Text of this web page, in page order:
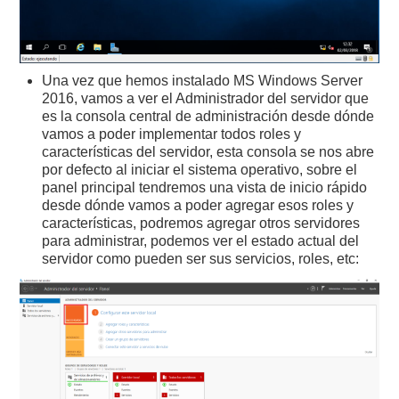
Una vez que hemos instalado MS Windows Server
2016, vamos a ver el Administrador del servidor que
es la consola central de administración desde dónde
vamos a poder implementar todos roles y
características del servidor, esta consola se nos abre
por defecto al iniciar el sistema operativo, sobre el
panel principal tendremos una vista de inicio rápido
desde dónde vamos a poder agregar esos roles y
características, podremos agregar otros servidores
para administrar, podemos ver el estado actual del
servidor como pueden ser sus servicios, roles, etc: